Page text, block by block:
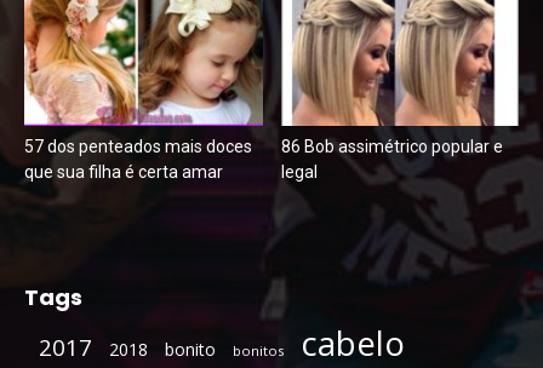
57 dos penteados mais doces
que sua filha é certa amar
86 Bob assimétrico popular e
legal
Tags
2017 2018 bonito bonitos cabelo